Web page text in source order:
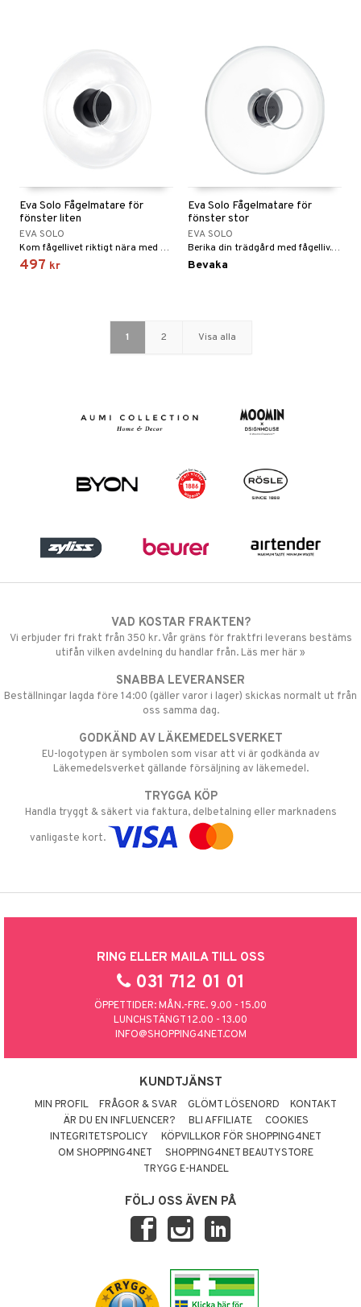
Eva Solo Fågelmatare för
fönster liten
EVA SOLO
Kom fågellivet riktigt nära med denna diskreta fågelmatare för fönster. Med en smidig design i glas gör det lätt för fåglar att slå sig ner smidigt för att äta i din närhet.
497 kr
Eva Solo Fågelmatare för
fönster stor
EVA SOLO
Berika din trädgård med fågelliv. Eva Solos fågelmatare för fönster gör att du kan se det rika fågellivet på nära håll.
Bevaka
1 2 Visa alla
VAD KOSTAR FRAKTEN?
Vi erbjuder fri frakt från 350 kr. Vår gräns för fraktfri leverans bestäms
utifån vilken avdelning du handlar från. Läs mer här »
SNABBA LEVERANSER
Beställningar lagda före 14:00 (gäller varor i lager) skickas normalt ut från
oss samma dag.
GODKÄND AV LÄKEMEDELSVERKET
EU-logotypen är symbolen som visar att vi är godkända av
Läkemedelsverket gällande försäljning av läkemedel.
TRYGGA KÖP
Handla tryggt & säkert via faktura, delbetalning eller marknadens
vanligaste kort.
RING ELLER MAILA TILL OSS
031 712 01 01
ÖPPETTIDER: MÅN.-FRE. 9.00 - 15.00
LUNCHSTÄNGT 12.00 - 13.00
INFO@SHOPPING4NET.COM
KUNDTJÄNST
MIN PROFIL FRÅGOR & SVAR GLÖMT LÖSENORD
KONTAKT
ÄR DU EN INFLUENCER?
BLI AFFILIATE
COOKIES
INTEGRITETSPOLICY
KÖPVILLKOR FÖR SHOPPING4NET
OM SHOPPING4NET
SHOPPING4NET BEAUTYSTORE
TRYGG E-HANDEL
FÖLJ OSS ÄVEN PÅ